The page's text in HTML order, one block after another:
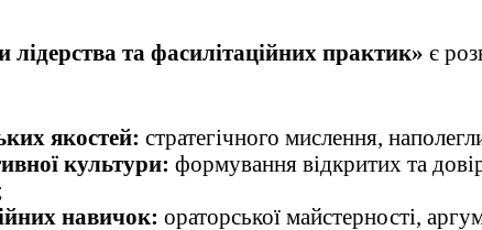
та фасилітаційних практик» є
якостей: стратегічного мислення,
культури: формування відкритих та
навичок: ораторської майстерності,